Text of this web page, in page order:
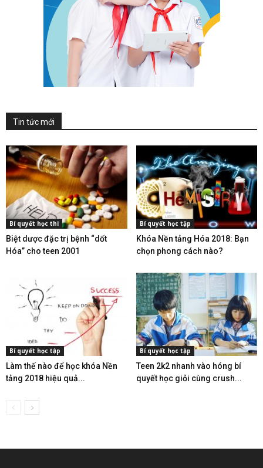
Tin tức mới
Bí quyết học thi
Biệt dược đặc trị bệnh “dốt
Hóa” cho teen 2001
Bí quyết học tập
Khóa Nền tảng Hóa 2018: Bạn
chọn phong cách nào?
Bí quyết học tập
Làm thế nào để học khóa Nền
tảng 2018 hiệu quả...
Bí quyết học tập
Teen 2k2 nhanh vào hóng bí
quyết học giỏi cùng crush...